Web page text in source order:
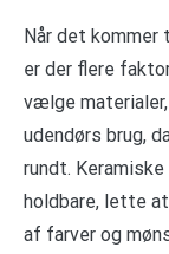
Når det kommer
er der flere
vælge
udendørs brug,
rundt.
holdbare, lette
af farver og